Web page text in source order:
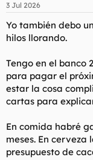
e
:
3 Jul 2026
Yo también debo
hilos llorando.
Tengo en el banco
para pagar el
estar la cosa
cartas para
En comida habré
meses. En
presupuesto de